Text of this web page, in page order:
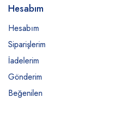
Hesabım
Hesabım
Siparişlerim
İadelerim
Gönderim
Beğenilen